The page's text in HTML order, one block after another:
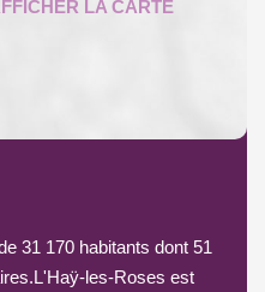
31 170 habitants dont 51
les-Roses est